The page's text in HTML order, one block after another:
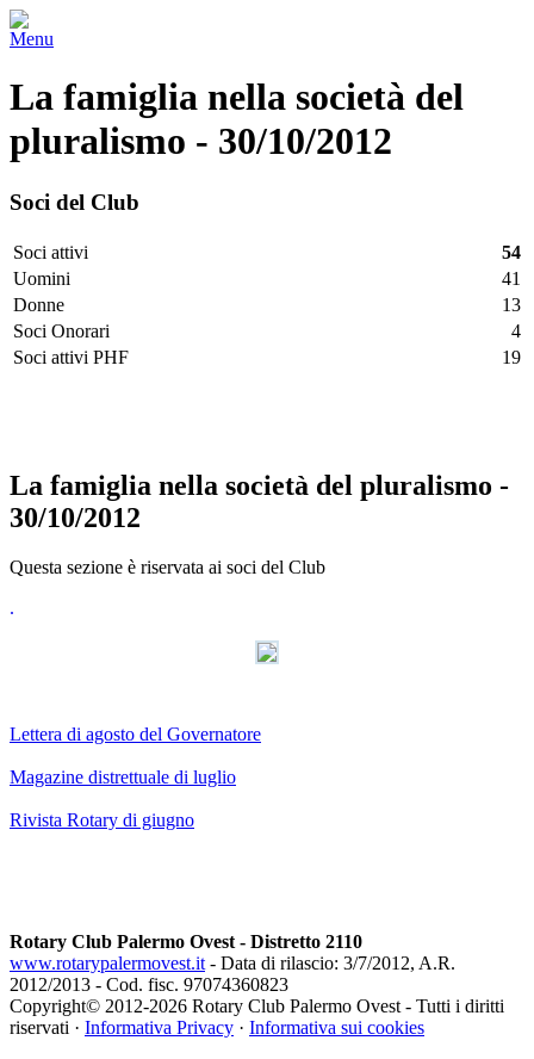
Menu
La famiglia nella società del
pluralismo - 30/10/2012
Soci del Club
Soci attivi
54
Uomini
41
Donne
13
Soci Onorari
4
Soci attivi PHF
19
La famiglia nella società del pluralismo -
30/10/2012
Questa sezione è riservata ai soci del Club
.
Kekeljevic.
Lettera di agosto del Governatore
Magazine distrettuale di luglio
Rivista Rotary di giugno
Rotary Club Palermo Ovest - Distretto 2110
www.rotarypalermovest.it- Data di rilascio: 3/7/2012, A.R.
2012/2013 - Cod. fisc. 97074360823
Copyright© 2012-2026 Rotary Club Palermo Ovest - Tutti i diritti
riservati · Informativa Privacy · Informativa sui cookies